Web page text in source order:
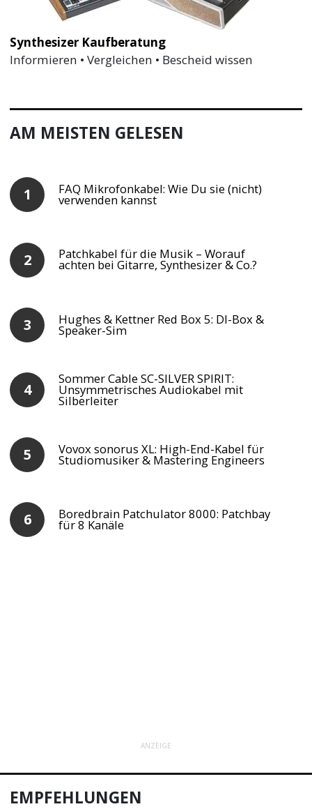
Synthesizer Kaufberatung
Informieren • Vergleichen • Bescheid wissen
AM MEISTEN GELESEN
FAQ Mikrofonkabel: Wie Du sie (nicht)
verwenden kannst
Patchkabel für die Musik – Worauf
achten bei Gitarre, Synthesizer & Co.?
Hughes & Kettner Red Box 5: DI-Box &
Speaker-Sim
Sommer Cable SC-SILVER SPIRIT:
Unsymmetrisches Audiokabel mit
Silberleiter
Vovox sonorus XL: High-End-Kabel für
Studiomusiker & Mastering Engineers
Boredbrain Patchulator 8000: Patchbay
für 8 Kanäle
ANZEIGE
EMPFEHLUNGEN